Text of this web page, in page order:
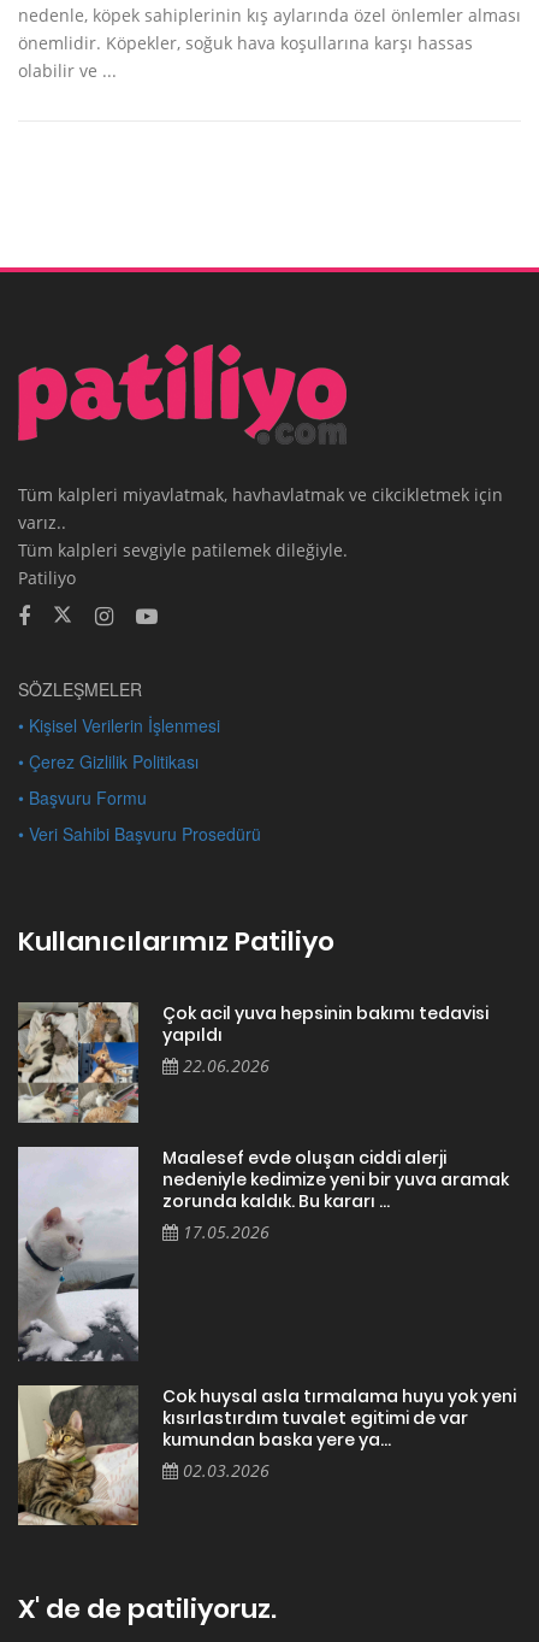
nedenle, köpek sahiplerinin kış aylarında özel önlemler alması
önemlidir. Köpekler, soğuk hava koşullarına karşı hassas
olabilir ve ...
Tüm kalpleri miyavlatmak, havhavlatmak ve cikcikletmek için
Tüm kalpleri sevgiyle patilemek dileğiyle.
Patiliyo
SÖZLEŞMELER
• Kişisel Verilerin İşlenmesi
• Çerez Gizlilik Politikası
• Başvuru Formu
• Veri Sahibi Başvuru Prosedürü
Kullanıcılarımız Patiliyo